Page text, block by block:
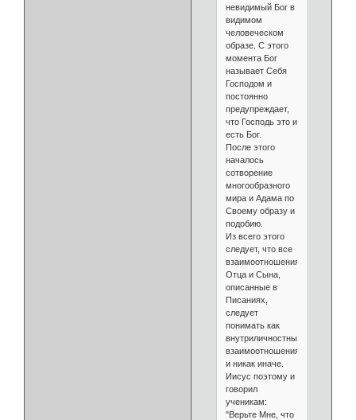
невидимый Бог в
видимом
человеческом
образе. С этого
момента Бог
называет Себя
Господом и
постоянно
предупреждает,
что Господь это и
есть Бог.
После этого
началось
сотворение
многообразного
мира и Адама по
Своему образу и
подобию.
Из всего этого
следует, что все
взаимоотношения
Отца и Сына,
описанные в
Писаниях,
следует
понимать как
внутриличностные
взаимоотношения
и никак иначе.
Иисус поэтому и
говорил
ученикам:
"Верьте Мне, что